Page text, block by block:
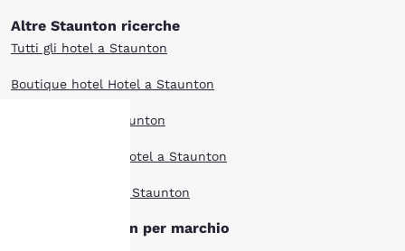
Altre Staunton ricerche
Tutti gli hotel a Staunton
Boutique hotel Hotel a Staunton
Offerte hotel a Staunton
Animali ammessi Hotel a Staunton
I più votati Hotel a Staunton
Hotel di Staunton per marchio